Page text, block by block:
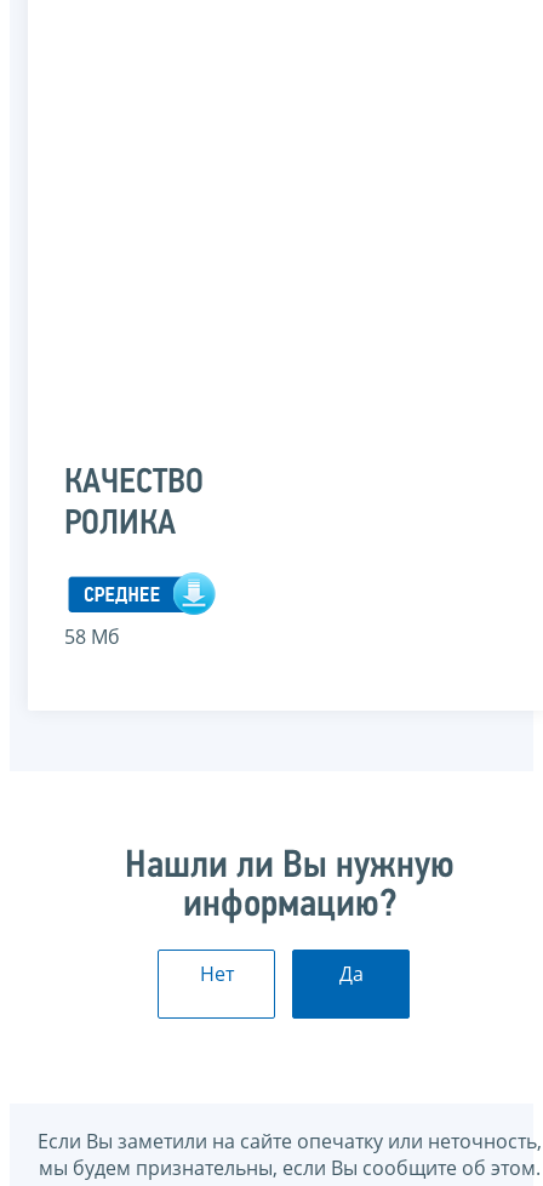
КАЧЕСТВО
РОЛИКА
58 Мб
Нашли ли Вы нужную
информацию?
Нет Да
Если Вы заметили на сайте опечатку или неточность,
мы будем признательны, если Вы сообщите об этом.